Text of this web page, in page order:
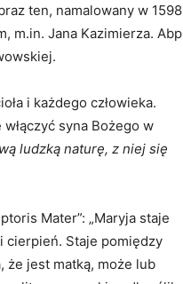
ten, namalowany w 1598
m.in. Jana Kazimierza. Abp
i każdego człowieka.
syna Bożego w
ludzką naturę, z niej się
Mater”: „Maryja staje
cierpień. Staje pomiędzy
że jest matką, może lub